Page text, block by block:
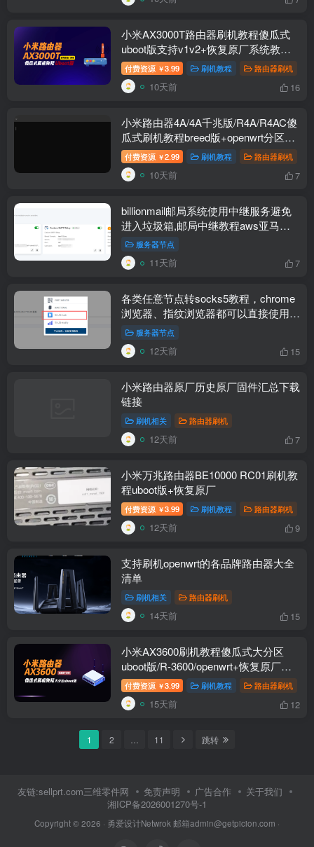
小米AX3000T路由器刷机教程傻瓜式
uboot版支持v1v2+恢复原厂系统教程
RD03 RD23
付费资源 ￥3.99 刷机教程 路由器刷机
10天前 16
小米路由器4A/4A千兆版/R4A/R4AC傻
瓜式刷机教程breed版+openwrt分区版
支持V1V2+恢复原厂教程
付费资源 ￥2.99 刷机教程 路由器刷机
10天前 7
billionmail邮局系统使用中继服务避免
进入垃圾箱,邮局中继教程aws亚马逊
云设置resend免费中继
服务器节点
11天前 7
各类任意节点转socks5教程，chrome
浏览器、指纹浏览器都可以直接使用每
个窗口一个独立海外原生IP
服务器节点
12天前 15
小米路由器原厂历史原厂固件汇总下载
链接
刷机相关 路由器刷机
12天前 7
小米万兆路由器BE10000 RC01刷机教
程uboot版+恢复原厂
付费资源 ￥3.99 刷机教程 路由器刷机
12天前 9
支持刷机openwrt的各品牌路由器大全
清单
刷机相关 路由器刷机
14天前 15
小米AX3600刷机教程傻瓜式大分区
uboot版/R-3600/openwrt+恢复原厂教
程
付费资源 ￥3.99 刷机教程 路由器刷机
15天前 12
1 2 11 跳转
友链:sellprt.com三维零件网 免责声明 广告合作
关于我们
湘ICP备2026001270号-1
Copyright © 2026 · 勇爱设计Netwrok 邮箱admin@getpicion.com ·